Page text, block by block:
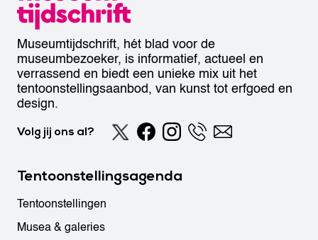
Museumtijdschrift, hét blad voor de
museumbezoeker, is informatief, actueel en
verrassend en biedt een unieke mix uit het
tentoonstellingsaanbod, van kunst tot erfgoed en
design.
Volg jij ons al?
Tentoonstellingsagenda
Tentoonstellingen
Musea & galeries